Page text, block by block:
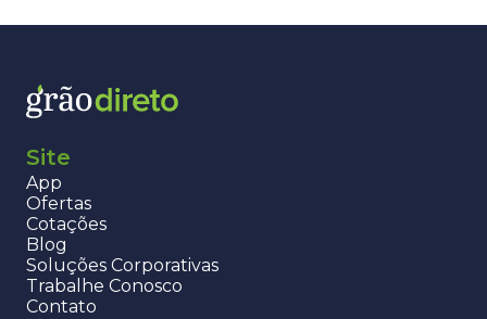
Site
App
Ofertas
Cotações
Blog
Soluções Corporativas
Trabalhe Conosco
Contato